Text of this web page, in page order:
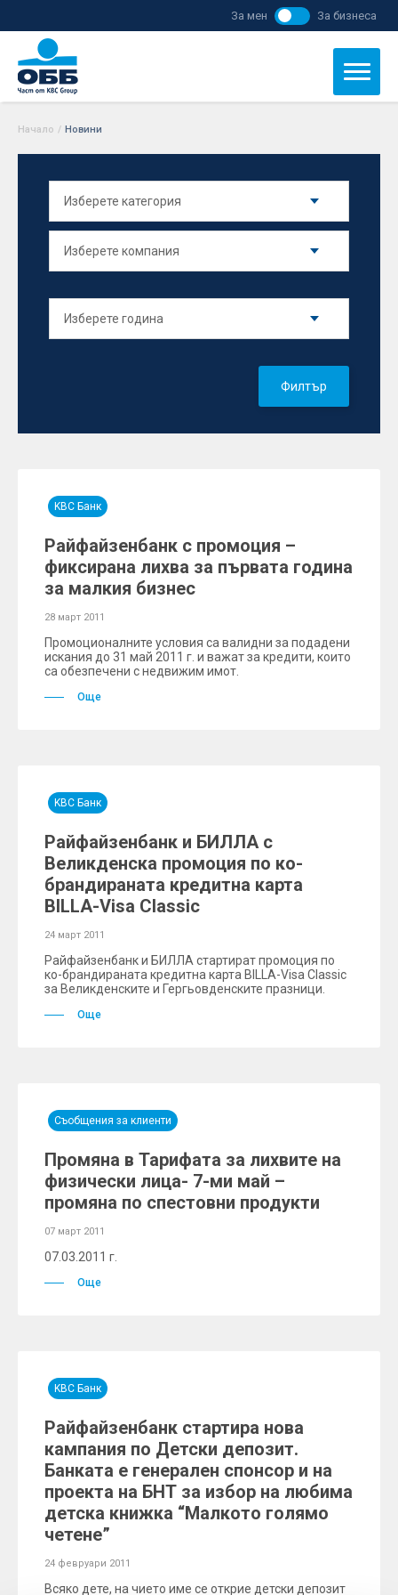
За мен За бизнеса
Начало / Новини
Филтър
KBC Банк
Райфайзенбанк с промоция –
фиксирана лихва за първата година
за малкия бизнес
28 март 2011
Промоционалните условия са валидни за подадени
искания до 31 май 2011 г. и важат за кредити, които
са обезпечени с недвижим имот.
Още
KBC Банк
Райфайзенбанк и БИЛЛА с
Великденска промоция по ко-
брандираната кредитна карта
BILLA-Visa Classic
24 март 2011
Райфайзенбанк и БИЛЛА стартират промоция по
ко-брандираната кредитна карта BILLA-Visa Classic
за Великденските и Гергьовденските празници.
Още
Съобщения за клиенти
Промяна в Тарифата за лихвите на
физически лица- 7-ми май –
промяна по спестовни продукти
07 март 2011
07.03.2011 г.
Още
KBC Банк
Райфайзенбанк стартира нова
кампания по Детски депозит.
Банката е генерален спонсор и на
проекта на БНТ за избор на любима
детска книжка “Малкото голямо
четене”
24 февруари 2011
Всяко дете, на чието име се открие детски депозит